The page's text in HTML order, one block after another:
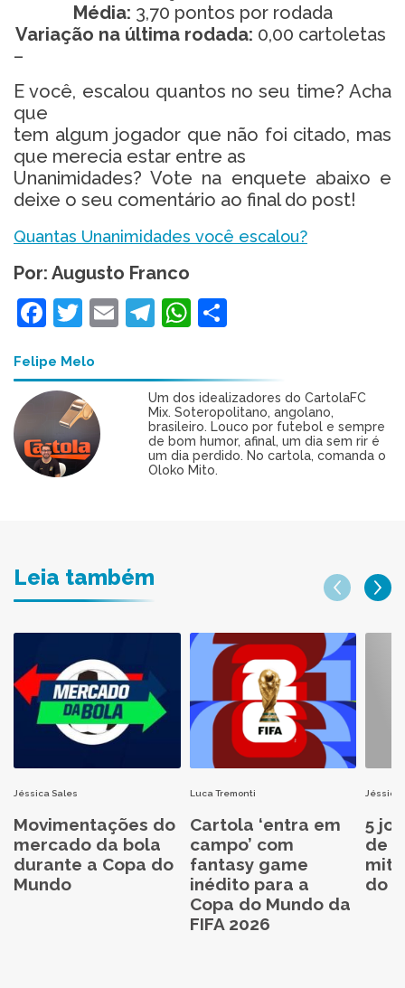
Média: 3,70 pontos por rodada
Variação na última rodada: 0,00 cartoletas
–
E você, escalou quantos no seu time? Acha
que
tem algum jogador que não foi citado, mas
que merecia estar entre as
Unanimidades? Vote na enquete abaixo e
deixe o seu comentário ao final do post!
Quantas Unanimidades você escalou?
Por: Augusto Franco
Facebook
Twitter
EmailTelegram
WhatsApp
Felipe Melo
Um dos idealizadores do CartolaFC
Mix. Soteropolitano, angolano,
brasileiro. Louco por futebol e sempre
de bom humor, afinal, um dia sem rir é
um dia perdido. No cartola, comanda o
Oloko Mito.
Leia também
Jéssica Sales
Movimentações do
mercado da bola
durante a Copa do
Mundo
Luca Tremonti
Cartola ‘entra em
campo’ com
fantasy game
inédito para a
Copa do Mundo da
FIFA 2026
Jéssica
5
de
do